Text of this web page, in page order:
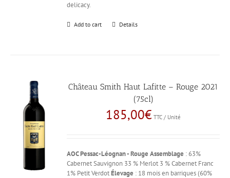
delicacy.
Add to cart Details
Château Smith Haut Lafitte – Rouge 2021
(75cl)
185,00€ TTC / Unité
AOC Pessac-Léognan - Rouge Assemblage : 63%
Cabernet Sauvignon 33 % Merlot 3 % Cabernet Franc
1% Petit VerdotÉlevage : 18 mois en barriques (60%